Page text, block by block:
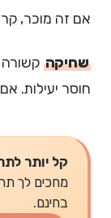
אם זה מוכר,
שחיקהקשורה
חוסר יעילות.
קל יותר
בחינם.